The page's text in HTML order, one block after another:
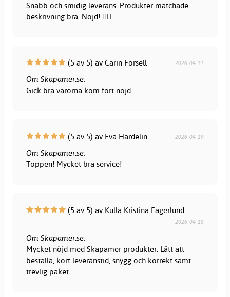
Snabb och smidig leverans. Produkter matchade
beskrivning bra. Nöjd! 👍🏻
(5 av 5) av Carin Forsell 2026-04-11
Om Skapamer.se:
Gick bra varorna kom fort nöjd
(5 av 5) av Eva Hardelin 2026-04-19
Om Skapamer.se:
Toppen! Mycket bra service!
(5 av 5) av Kulla Kristina Fagerlund
2026-04-18
Om Skapamer.se:
Mycket nöjd med Skapamer produkter. Lätt att
beställa, kort leveranstid, snygg och korrekt samt
trevlig paket.